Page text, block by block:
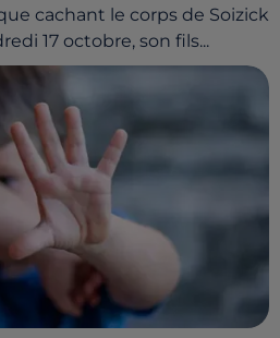
cachant le corps de Soizick
17 octobre, son fils...